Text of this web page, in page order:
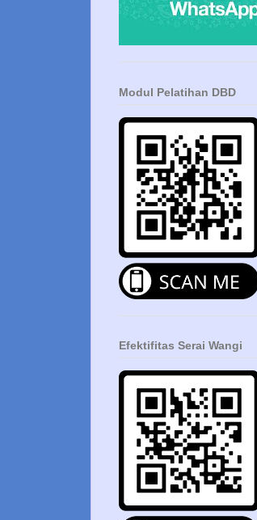
Modul Pelatihan DBD
Efektifitas Serai Wangi